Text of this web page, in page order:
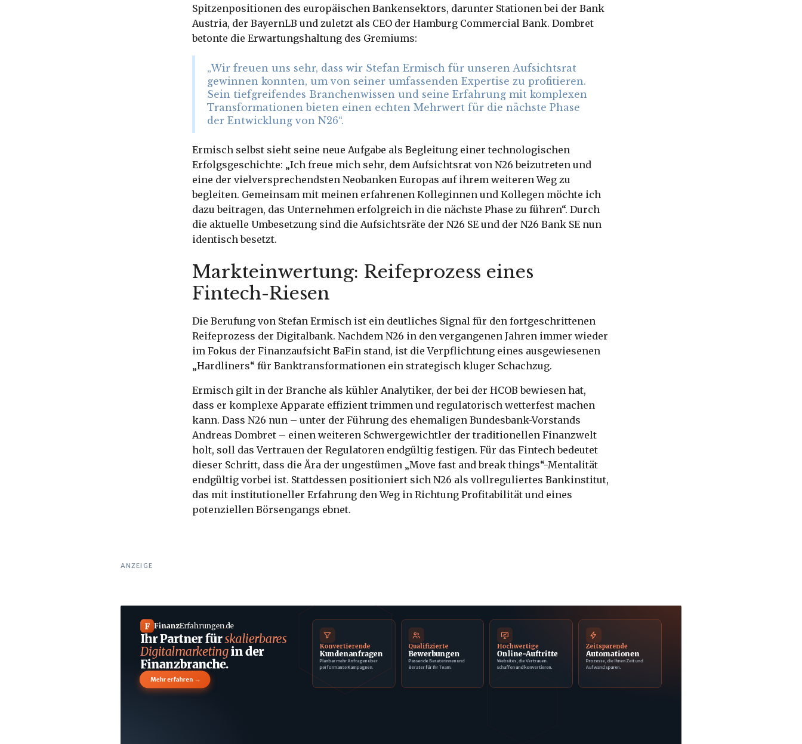
Spitzenpositionen des europäischen Bankensektors, darunter Stationen bei der Bank
Austria, der BayernLB und zuletzt als CEO der Hamburg Commercial Bank. Dombret
betonte die Erwartungshaltung des Gremiums:
„Wir freuen uns sehr, dass wir Stefan Ermisch für unseren Aufsichtsrat
gewinnen konnten, um von seiner umfassenden Expertise zu profitieren.
Sein tiefgreifendes Branchenwissen und seine Erfahrung mit komplexen
Transformationen bieten einen echten Mehrwert für die nächste Phase
der Entwicklung von N26“.
Ermisch selbst sieht seine neue Aufgabe als Begleitung einer technologischen
Erfolgsgeschichte: „Ich freue mich sehr, dem Aufsichtsrat von N26 beizutreten und
eine der vielversprechendsten Neobanken Europas auf ihrem weiteren Weg zu
begleiten. Gemeinsam mit meinen erfahrenen Kolleginnen und Kollegen möchte ich
dazu beitragen, das Unternehmen erfolgreich in die nächste Phase zu führen“. Durch
die aktuelle Umbesetzung sind die Aufsichtsräte der N26 SE und der N26 Bank SE nun
identisch besetzt.
Markteinwertung: Reifeprozess eines
Fintech-Riesen
Die Berufung von Stefan Ermisch ist ein deutliches Signal für den fortgeschrittenen
Reifeprozess der Digitalbank. Nachdem N26 in den vergangenen Jahren immer wieder
im Fokus der Finanzaufsicht BaFin stand, ist die Verpflichtung eines ausgewiesenen
„Hardliners“ für Banktransformationen ein strategisch kluger Schachzug.
Ermisch gilt in der Branche als kühler Analytiker, der bei der HCOB bewiesen hat,
dass er komplexe Apparate effizient trimmen und regulatorisch wetterfest machen
kann. Dass N26 nun – unter der Führung des ehemaligen Bundesbank-Vorstands
Andreas Dombret – einen weiteren Schwergewichtler der traditionellen Finanzwelt
holt, soll das Vertrauen der Regulatoren endgültig festigen. Für das Fintech bedeutet
dieser Schritt, dass die Ära der ungestümen „Move fast and break things“-Mentalität
endgültig vorbei ist. Stattdessen positioniert sich N26 als vollreguliertes Bankinstitut,
das mit institutioneller Erfahrung den Weg in Richtung Profitabilität und eines
potenziellen Börsengangs ebnet.
ANZEIGE
F FinanzErfahrungen.de
Ihr Partner fürskalierbares
Digitalmarketingin der
Finanzbranche.
Mehr erfahren →
Konvertierende
Kundenanfragen
Planbar mehr Anfragen über
performante Kampagnen.
Qualifizierte
Bewerbungen
Passende Beraterinnen und
Berater für Ihr Team.
Hochwertige
Online-Auftritte
Websites, die Vertrauen
schaffen und konvertieren.
Zeitsparende
Automationen
Prozesse, die Ihnen Zeit und
Aufwand sparen.